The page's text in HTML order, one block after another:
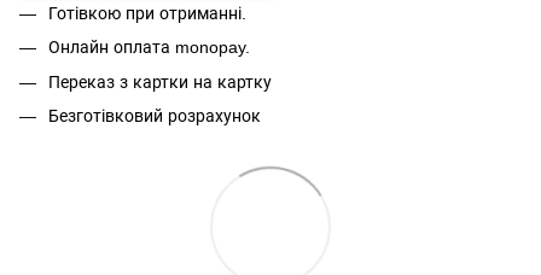
Готівкою при отриманні.
Онлайн оплата monopay.
Переказ з картки на картку
Безготівковий розрахунок